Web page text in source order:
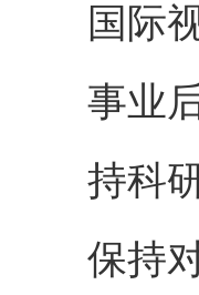
国际
事业
持科
保持